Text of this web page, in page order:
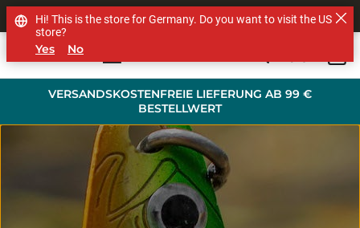
VERSANDSKOSTENFREIE LIEFERUNG AB 99 €
BESTELLWERT
SHOP OTHER BRANDS
Hi! This is the store for Germany. Do you want to visit the US
store?
Yes No